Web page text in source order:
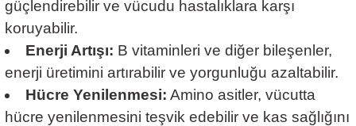
güçlendirebilir ve vücudu hastalıklara karşı
koruyabilir.
Enerji Artışı: B vitaminleri ve diğer bileşenler,
enerji üretimini artırabilir ve yorgunluğu azaltabilir.
Hücre Yenilenmesi: Amino asitler, vücutta
hücre yenilenmesini teşvik edebilir ve kas sağlığını